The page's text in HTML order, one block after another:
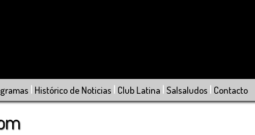
| Histórico de Noticias | Club Latina | Salsaludos | Contacto